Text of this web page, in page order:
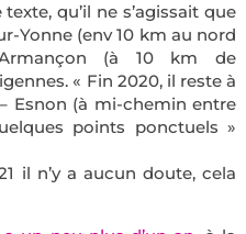
qu’il ne s’agissait que
Yonne (env 10 km au nord
(à 10 km de
« Fin 2020, il reste à
Esnon (à mi-chemin entre
points ponctuels »
il n’y a aucun doute, cela